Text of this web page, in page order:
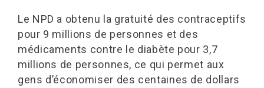
Le NPD a obtenu la gratuité des contraceptifs
pour 9 millions de personnes et des
médicaments contre le diabète pour 3,7
millions de personnes, ce qui permet aux
gens d’économiser des centaines de dollars